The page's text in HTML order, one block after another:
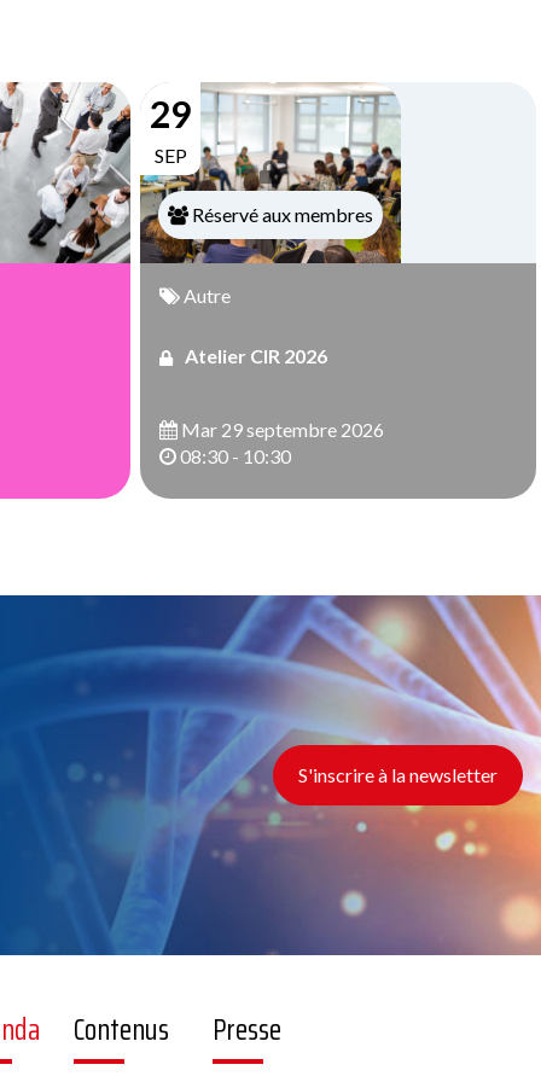
29
SEP
Réservé aux membres
Autre
Atelier CIR 2026
Mar 29 septembre 2026
08:30 - 10:30
S'inscrire à la newsletter
Contenus Presse